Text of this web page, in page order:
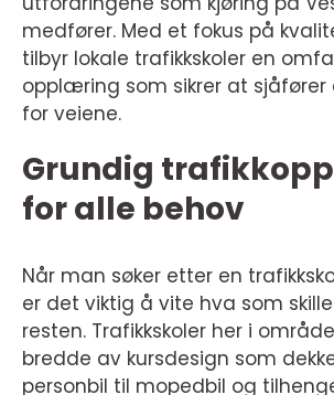
medfører. Med et fokus på
tilbyr lokale trafikkskoler en
opplæring som sikrer at
for veiene.
Grundig
for alle behov
Når man søker etter en
er det viktig å vite hva som
resten. Trafikkskoler her i
bredde av kursdesign som
personbil til mopedbil og